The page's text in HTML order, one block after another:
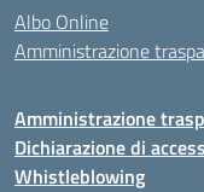
Albo Online
Amministrazione
Amministrazione
Dichiarazione di
Whistleblowing